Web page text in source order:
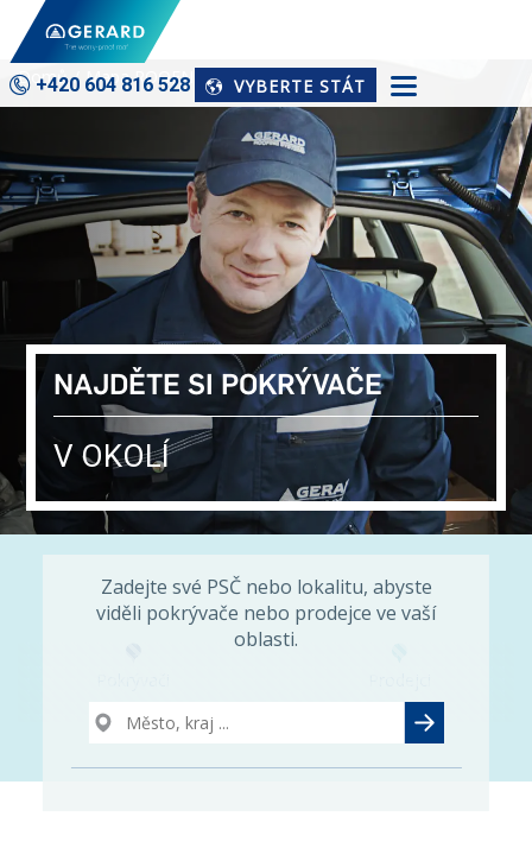
+420 604 816 528 VYBERTE STÁT
Domů Mapa ROOFNET
NAJDĚTE SI POKRÝVAČE
V OKOLÍ
Zadejte své PSČ nebo lokalitu, abyste
viděli pokrývače nebo prodejce ve vaší
oblasti.